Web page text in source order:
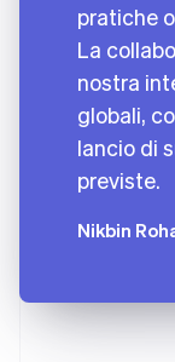
pratiche
La
nostra
globali,
lancio di
previste.
Nikbin